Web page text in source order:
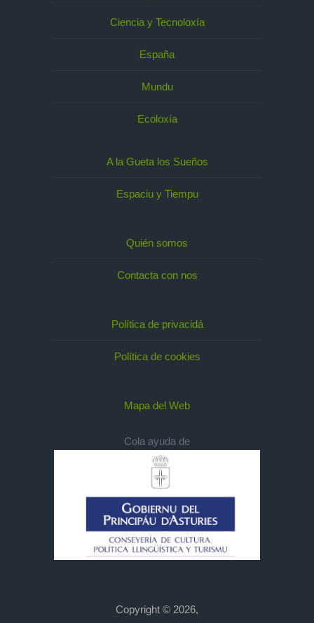
Ciencia y Tecnoloxía
España
Mundu
Ecoloxía
A la Gueta los Sueños
Espaciu y Tiempu
Quién somos
Contacta con nos
Política de privacidá
Política de cookies
Mapa del Web
Cola ayuda de
Copyright © 2026,